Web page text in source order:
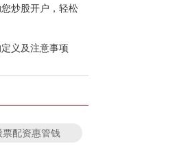
炒股开户，轻松
义及注意事项
票配资惠管钱